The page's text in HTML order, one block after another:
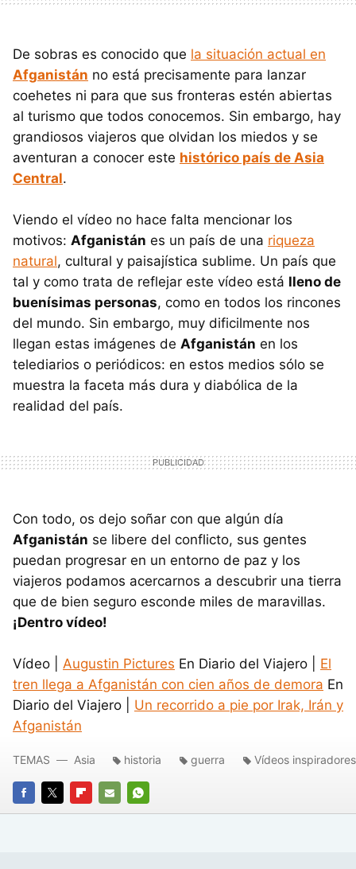
De sobras es conocido que la situación actual en
Afganistán no está precisamente para lanzar
coehetes ni para que sus fronteras estén abiertas
al turismo que todos conocemos. Sin embargo, hay
grandiosos viajeros que olvidan los miedos y se
aventuran a conocer este histórico país de Asia
Central.
Viendo el vídeo no hace falta mencionar los
motivos: Afganistán es un país de una riqueza
natural, cultural y paisajística sublime. Un país que
tal y como trata de reflejar este vídeo está lleno de
buenísimas personas, como en todos los rincones
del mundo. Sin embargo, muy dificilmente nos
llegan estas imágenes de Afganistán en los
telediarios o periódicos: en estos medios sólo se
muestra la faceta más dura y diabólica de la
realidad del país.
Con todo, os dejo soñar con que algún día
Afganistán se libere del conflicto, sus gentes
puedan progresar en un entorno de paz y los
viajeros podamos acercarnos a descubrir una tierra
que de bien seguro esconde miles de maravillas.
¡Dentro vídeo!
Vídeo | Augustin Pictures En Diario del Viajero | El
tren llega a Afganistán con cien años de demora En
Diario del Viajero | Un recorrido a pie por Irak, Irán y
Afganistán
FACEBOOK
TWITTERFLIPBOARD
E-
WHATSAPP
TEMAS Asia historia guerra Vídeos inspiradores